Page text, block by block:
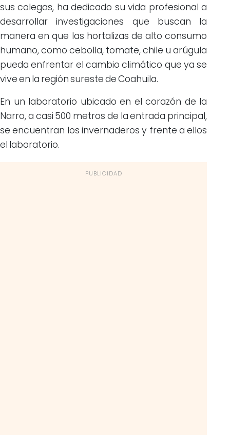
sus colegas, ha dedicado su vida profesional a
desarrollar investigaciones que buscan la
manera en que las hortalizas de alto consumo
humano, como cebolla, tomate, chile u arúgula
pueda enfrentar el cambio climático que ya se
vive en la región sureste de Coahuila.
En un laboratorio ubicado en el corazón de la
Narro, a casi 500 metros de la entrada principal,
se encuentran los invernaderos y frente a ellos
el laboratorio.
PUBLICIDAD